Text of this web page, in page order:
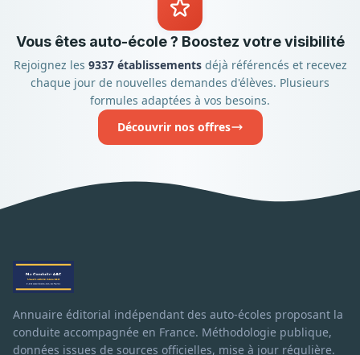
Vous êtes auto-école ? Boostez votre visibilité
Rejoignez les 9337 établissementsdéjà référencés et recevez
chaque jour de nouvelles demandes d'élèves. Plusieurs
formules adaptées à vos besoins.
Découvrir nos offres
Annuaire éditorial indépendant des auto-écoles proposant la
conduite accompagnée en France. Méthodologie publique,
données issues de sources officielles, mise à jour régulière.